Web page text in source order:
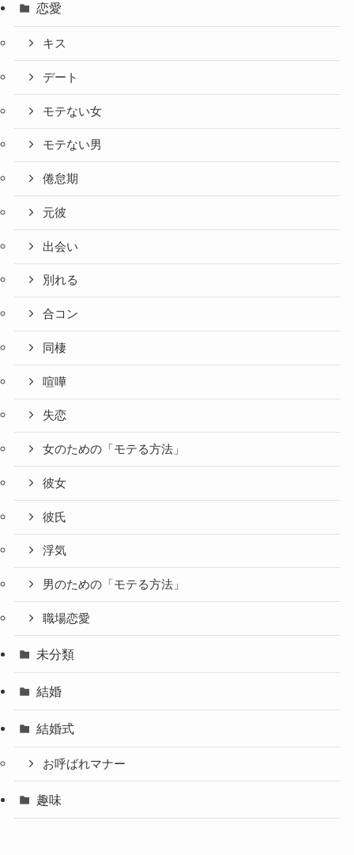
恋愛
キス
デート
モテない女
モテない男
倦怠期
元彼
出会い
別れる
合コン
同棲
喧嘩
失恋
女のための「モテる方法」
彼女
彼氏
浮気
男のための「モテる方法」
職場恋愛
未分類
結婚
結婚式
お呼ばれマナー
趣味